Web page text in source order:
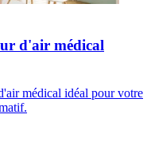
d'air médical
médical idéal pour votre